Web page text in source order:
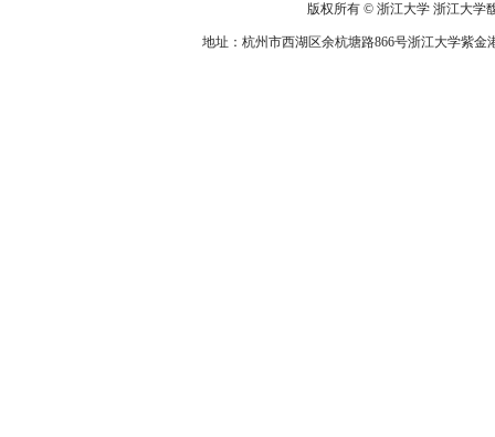
版权所有 © 浙江大学 浙江大学
地址：杭州市西湖区余杭塘路866号浙江大学紫金